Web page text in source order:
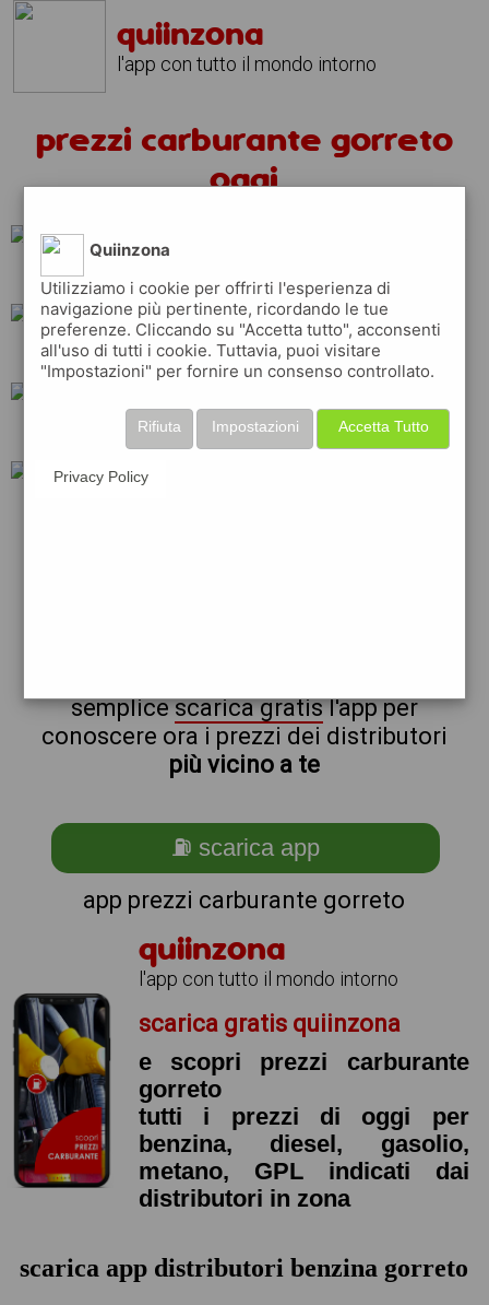
quiinzona
l'app con tutto il mondo intorno
prezzi carburante gorreto
oggi
api
tamoil erg ip
eni shell
semplicescarica gratisl'app per
conoscere ora i prezzi dei distributori
più vicino a te
⛽ scarica app
app prezzi carburante gorreto
quiinzona
l'app con tutto il mondo intorno
scarica gratis quiinzona
e scopri prezzi carburante
gorreto
tutti i prezzi di oggi per
benzina, diesel, gasolio,
metano, GPL indicati dai
distributori in zona
scarica app distributori benzina gorreto
Quiinzona
Utilizziamo i cookie per offrirti l'esperienza di
navigazione più pertinente, ricordando le tue
preferenze. Cliccando su "Accetta tutto", acconsenti
all'uso di tutti i cookie. Tuttavia, puoi visitare
"Impostazioni" per fornire un consenso controllato.
Accetta Tutto
Impostazioni
Rifiuta
Privacy Policy